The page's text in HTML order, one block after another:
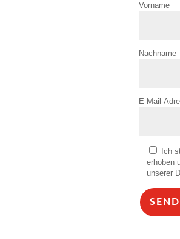
Vorname
Nachname
E-Mail-
Ich
erhoben
unserer